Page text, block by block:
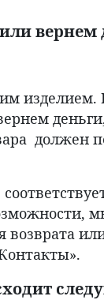
вернем